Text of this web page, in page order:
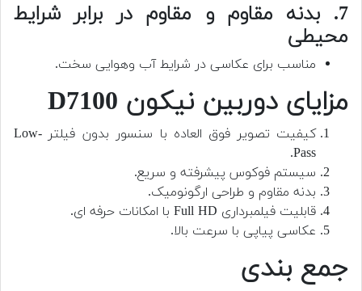
7. بدنه مقاوم و مقاوم در برابر شرایط
محیطی
مناسب برای عکاسی در شرایط آب وهوایی سخت.
مزایای دوربین نیکون D7100
کیفیت تصویر فوق العاده با سنسور بدون فیلتر Low-
Pass.
سیستم فوکوس پیشرفته و سریع.
بدنه مقاوم و طراحی ارگونومیک.
قابلیت فیلمبرداری Full HD با امکانات حرفه ای.
عکاسی پیاپی با سرعت بالا.
جمع بندی